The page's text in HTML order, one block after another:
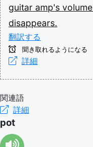
guitar amp's volume
disappears.
翻訳する
聞き取れるようになる
詳細
関連語
詳細
pot